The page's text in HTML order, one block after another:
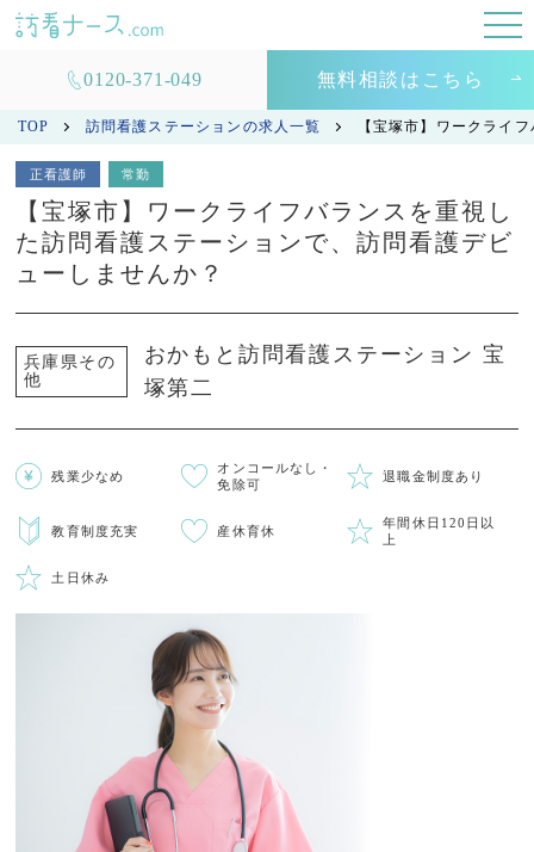
0120-371-049 無料相談はこちら
TOP 訪問看護ステーションの求人一覧 【宝塚市】ワークライ
正看護師 常勤
【宝塚市】ワークライフバランスを重視し
た訪問看護ステーションで、訪問看護デビ
ューしませんか？
兵庫県その
他
おかもと訪問看護ステーション 宝
塚第二
残業少なめ
オンコールなし・
免除可
退職金制度あり
教育制度充実 産休育休
年間休日120日以
上
土日休み